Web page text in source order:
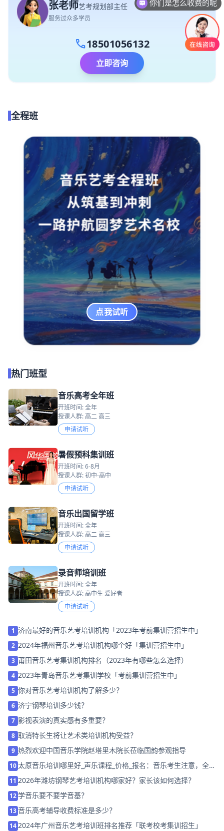
张老师艺考规划部主任
服务过众多学员
call18501056132
立即咨询
全程班
点我试听
热门班型
音乐高考全年班
开班时间: 全年
授课人群: 高二 高三
申请试听
暑假预科集训班
开班时间: 6-8月
授课人群: 初中-高中
申请试听
音乐出国留学班
开班时间: 全年
授课人群: 高二 高三
申请试听
录音师培训班
开班时间: 全年
授课人群: 高中生 爱好者
申请试听
1 济南最好的音乐艺考培训机构「2023年考前集训营招生中」
2 2024年福州音乐艺考培训机构哪个好「集训营招生中」
3 莆田音乐艺考集训机构排名（2023年有哪些怎么选择）
4 2023年青岛音乐艺考集训学校「考前集训营招生中」
5 你对音乐艺考培训机构了解多少？
6 济宁钢琴培训多少钱？
7 影视表演的真实感有多重要？
8 取消特长生将让艺术类培训机构受益？
9 热烈欢迎中国音乐学院赵塔里木院长莅临国韵参观指导
10太原音乐培训哪里好_声乐课程_价格_报名：音乐考生注意，全面
把握视唱考试有技巧
11 2026年潍坊钢琴艺考培训机构哪家好？家长该如何选择？
12学音乐要不要学音基？
13音乐高考辅导收费标准是多少？
142024年广州音乐艺考培训班排名推荐「联考校考集训招生」